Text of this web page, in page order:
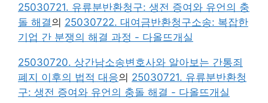
25030721. 유류분반환청구: 생전 증여와 유언의 충
돌 해결의 25030722. 대여금반환청구소송: 복잡한
기업 간 분쟁의 해결 과정 - 다올뜨개실
25030720. 상간남소송변호사와 알아보는 간통죄
폐지 이후의 법적 대응의 25030721. 유류분반환청
구: 생전 증여와 유언의 충돌 해결 - 다올뜨개실